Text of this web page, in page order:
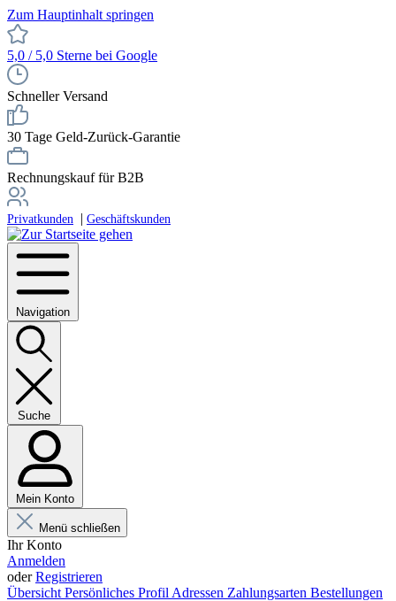
Zum Hauptinhalt springen
5,0 / 5,0 Sterne bei Google
Schneller Versand
30 Tage Geld-Zurück-Garantie
Rechnungskauf für B2B
Privatkunden | Geschäftskunden
Navigation
Suche
Mein Konto
Menü schließen
Ihr Konto
Anmelden
oderRegistrieren
Übersicht Persönliches Profil Adressen Zahlungsarten Bestellungen